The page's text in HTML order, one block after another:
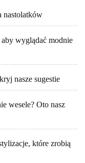
nastolatków
wyglądać modnie
nasze sugestie
wesele? Oto nasz
które zrobią